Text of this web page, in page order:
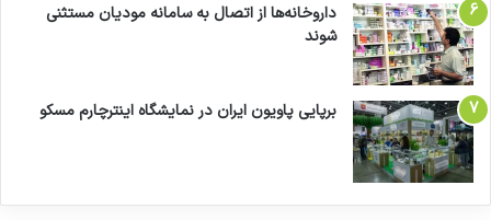
داروخانه‌ها از اتصال به سامانه مودیان مستثنی
شوند
برپایی پاویون ایران در نمایشگاه اینترچارم مسکو